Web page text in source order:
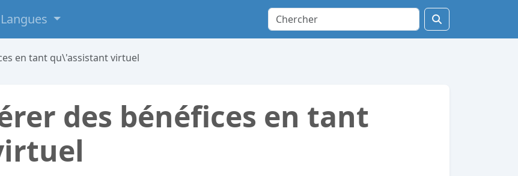
Langues
en tant qu\'assistant virtuel
des bénéfices en tant